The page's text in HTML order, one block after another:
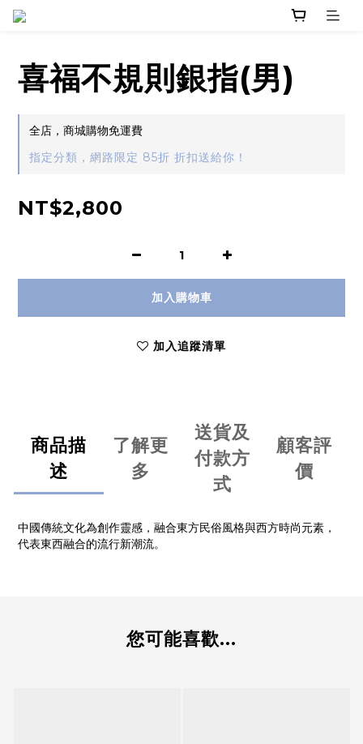
喜福不規則銀指(男)
全店，商城購物免運費
指定分類，網路限定 85折 折扣送給你！
NT$2,800
加入購物車
加入追蹤清單
商品描
述
了解更
多
送貨及
付款方
式
顧客評
價
中國傳統文化為創作靈感，融合東方民俗風格與西方時尚元素，
代表東西融合的流行新潮流。
您可能喜歡...